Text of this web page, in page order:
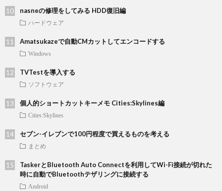
nasneの修理をしてみる HDD復旧編
ハードウェア
Amatsukazeで自動CMカットしてエンコードする
Windows
TVTestを導入する
ソフトウェア
個人的ショートカットキーメモ Cities:Skylines編
Cities:Skylines
セブン-イレブンで100円程度で買えるものを考える
まとめ
TaskerとBluetooth Auto Connectを利用してWi-Fi接続が切れた
時に自動でBluetoothテザリングに接続する
Android